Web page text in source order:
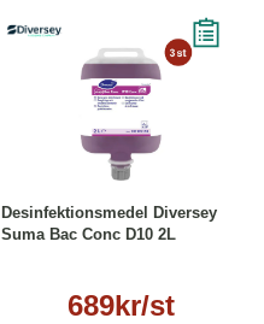
Desinfektionsmedel Diversey
Suma Bac Conc D10 2L
689kr/st
Läs mer